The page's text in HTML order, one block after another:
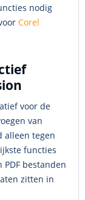
nodig
Corel
voor de
van
alleen tegen
functies
bestanden
zitten in